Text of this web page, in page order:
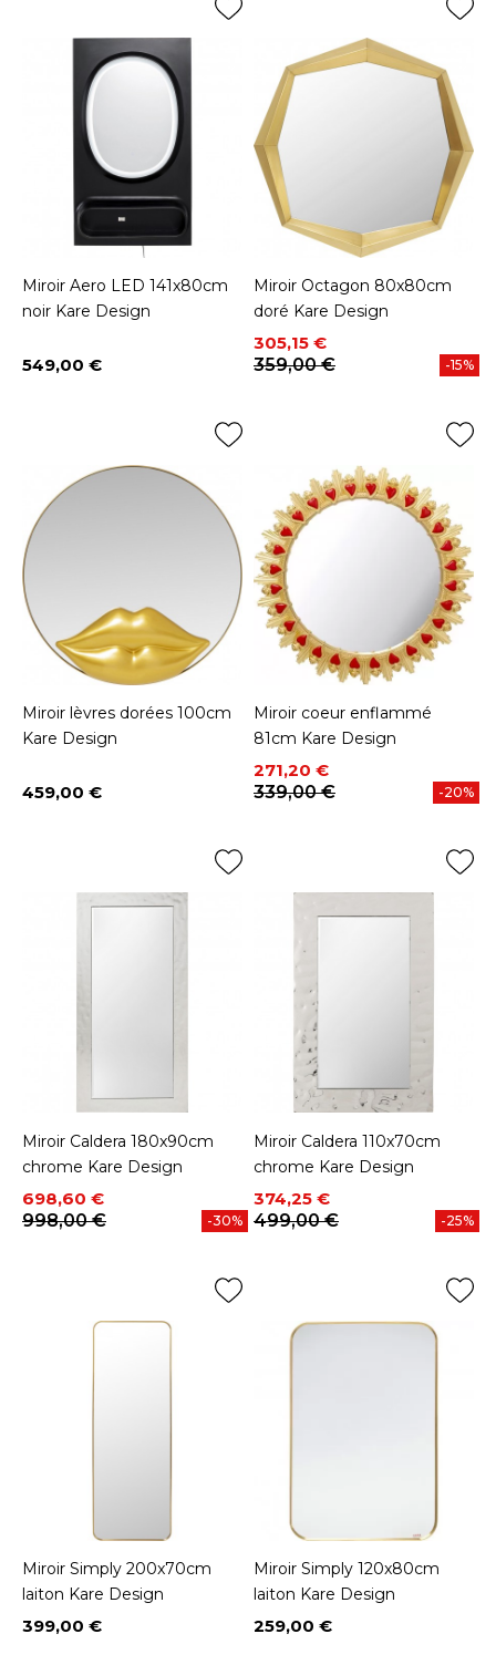
Miroir Aero LED 141x80cm
noir Kare Design
Prix
549,00 €
Miroir Octagon 80x80cm
doré Kare Design
Prix
305,15 €
Prix de base
359,00 €
-15%
Miroir lèvres dorées 100cm
Kare Design
Prix
459,00 €
Miroir coeur enflammé
81cm Kare Design
Prix
271,20 €
Prix de base
339,00 €
-20%
Miroir Caldera 180x90cm
chrome Kare Design
Prix
698,60 €
Prix de base
998,00 €
-30%
Miroir Caldera 110x70cm
chrome Kare Design
Prix
374,25 €
Prix de base
499,00 €
-25%
Miroir Simply 200x70cm
laiton Kare Design
Prix
399,00 €
Miroir Simply 120x80cm
laiton Kare Design
Prix
259,00 €